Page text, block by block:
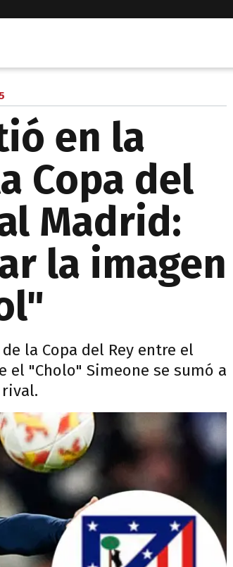
en la
Copa del
Madrid:
la imagen
la Copa del Rey entre el
el "Cholo" Simeone se sumó a